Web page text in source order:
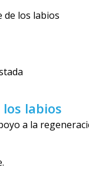
de los labios
labios
a la